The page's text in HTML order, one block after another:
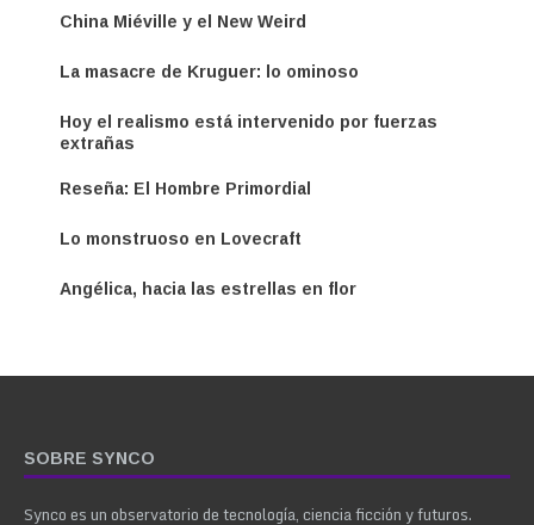
China Miéville y el New Weird
La masacre de Kruguer: lo ominoso
Hoy el realismo está intervenido por fuerzas
extrañas
Reseña: El Hombre Primordial
Lo monstruoso en Lovecraft
Angélica, hacia las estrellas en flor
SOBRE SYNCO
Synco es un observatorio de tecnología, ciencia ficción y futuros.